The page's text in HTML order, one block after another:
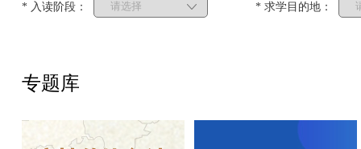
* 入读阶段： * 求学目的地：
专题库